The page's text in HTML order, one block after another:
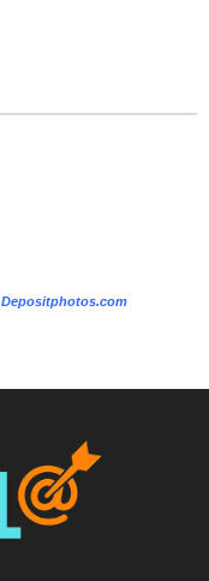
Depositphotos.com